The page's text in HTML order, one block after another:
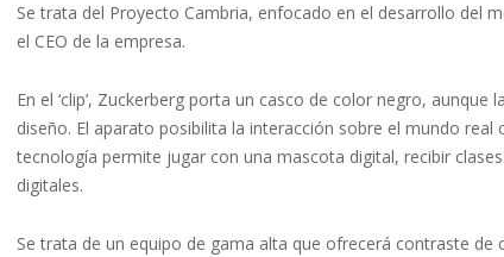
Se trata del Proyecto Cambria, enfocado en el desarrollo del
el CEO de la empresa.
En el ‘clip’, Zuckerberg porta un casco de color negro,
diseño. El aparato posibilita la interacción sobre el mundo
tecnología permite jugar con una mascota digital, recibir
digitales.
Se trata de un equipo de gama alta que ofrecerá contraste